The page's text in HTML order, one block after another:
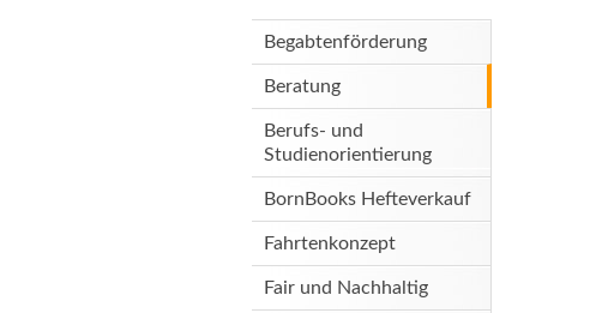
Begabtenförderung
Beratung
Berufs- und
Studienorientierung
BornBooks Hefteverkauf
Fahrtenkonzept
Fair und Nachhaltig